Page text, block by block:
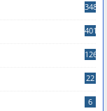
348
401
126
22
6